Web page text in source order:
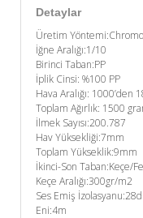
Detaylar
Üretim
İğne Aralığı:1/10
Birinci Taban:PP
İplik Cinsi: %100 PP
Hava Aralığı: 1000’den
Toplam Ağırlık: 1500
İlmek Sayısı:200.787
Hav Yüksekliği:7mm
Toplam Yükseklik:9mm
İkinci-Son Taban:Keçe/
Keçe Aralığı:300gr/m2
Ses Emiş
Eni:4m